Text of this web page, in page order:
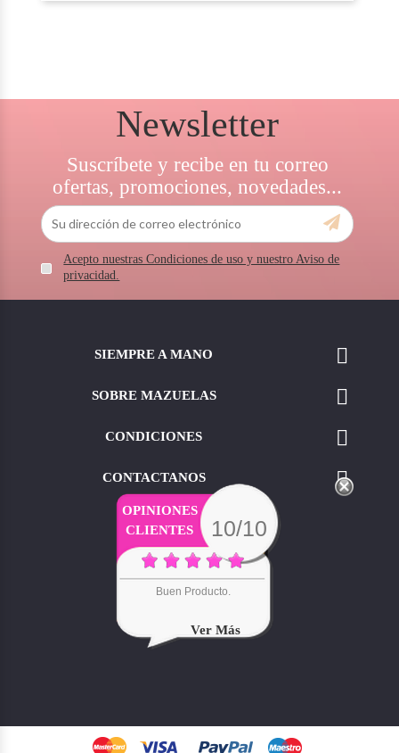
Newsletter
Suscríbete y recibe en tu correo
ofertas, promociones, novedades...
Acepto nuestras Condiciones de uso y nuestro Aviso de
privacidad.
SIEMPRE A MANO 
SOBRE MAZUELAS 
CONDICIONES 
CONTACTANOS 
OPINIONES
CLIENTES
10/10
Buen Producto.
Ver Más